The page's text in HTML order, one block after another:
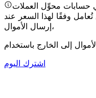
محوِّل العملات
وفقًا لهذا السعر عند
إرسال الأموال،
اشترك اليوم